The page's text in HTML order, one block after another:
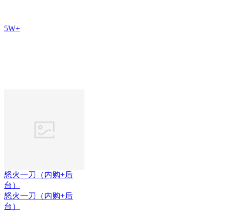
5W+
怒火一刀（内购+后
台）
怒火一刀（内购+后
台）